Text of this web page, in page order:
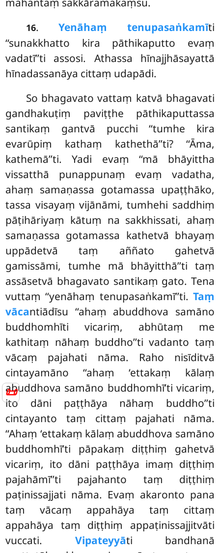
📜
16.Yenāhaṃ tenupasaṅkamīti
‘‘sunakkhatto kira pāthikaputto evaṃ
vadatī’’ti assosi. Athassa hīnajjhāsayattā
hīnadassanāya cittaṃ udapādi.
So bhagavato vattaṃ katvā bhagavati
gandhakuṭiṃ paviṭṭhe pāthikaputtassa
santikaṃ gantvā pucchi ‘‘tumhe kira
evarūpiṃ kathaṃ kathethā’’ti? ‘‘Āma,
kathemā’’ti. Yadi evaṃ ‘‘mā bhāyittha
vissatthā punappunaṃ evaṃ vadatha,
ahaṃ samaṇassa gotamassa upaṭṭhāko,
tassa visayaṃ vijānāmi, tumhehi saddhiṃ
pāṭihāriyaṃ kātuṃ na sakkhissati, ahaṃ
samaṇassa gotamassa kathetvā bhayaṃ
uppādetvā taṃ aññato gahetvā
gamissāmi, tumhe mā bhāyitthā’’ti taṃ
assāsetvā bhagavato santikaṃ gato. Tena
vuttaṃ ‘‘yenāhaṃ tenupasaṅkamī’’ti. Taṃ
vācantiādīsu ‘‘ahaṃ abuddhova samāno
buddhomhīti vicariṃ, abhūtaṃ me
kathitaṃ nāhaṃ buddho’’ti vadanto taṃ
vācaṃ pajahati nāma. Raho nisīditvā
cintayamāno ‘‘ahaṃ ‘ettakaṃ kālaṃ
abuddhova samāno buddhomhī’ti vicariṃ,
ito dāni paṭṭhāya nāhaṃ buddho’’ti
cintayanto taṃ cittaṃ pajahati nāma.
‘‘Ahaṃ ‘ettakaṃ kālaṃ abuddhova samāno
buddhomhī’ti pāpakaṃ diṭṭhiṃ gahetvā
vicariṃ, ito dāni paṭṭhāya imaṃ diṭṭhiṃ
pajahāmī’’ti pajahanto taṃ diṭṭhiṃ
paṭinissajjati nāma. Evaṃ akaronto pana
taṃ vācaṃ appahāya taṃ cittaṃ
appahāya taṃ diṭṭhiṃ appaṭinissajjitvāti
vuccati. Vipateyyāti bandhanā